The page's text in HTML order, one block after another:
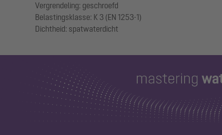
Vergrendeling: geschroefd
Belastingsklasse: K 3 (EN 1253-1)